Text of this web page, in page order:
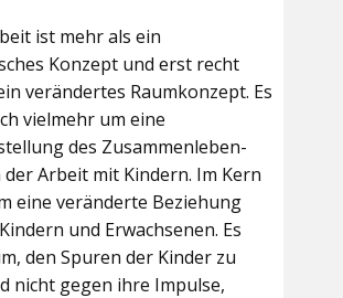
ist mehr als ein
Konzept und erst recht
verändertes Raumkonzept. Es
vielmehr um eine
des Zusammenleben-
der Arbeit mit Kindern. Im Kern
eine veränderte Beziehung
und Erwachsenen. Es
den Spuren der Kinder zu
nicht gegen ihre Impulse,